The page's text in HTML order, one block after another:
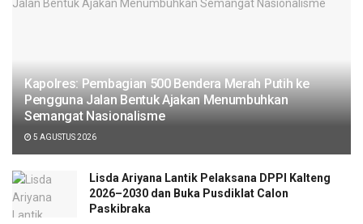
Kapolres: Pembagian 500 Bendera Merah Putih ke
Pengguna Jalan Bentuk Ajakan Menumbuhkan
Semangat Nasionalisme
5 AGUSTUS 2026
Lisda Ariyana Lantik Pelaksana DPPI Kalteng
2026–2030 dan Buka Pusdiklat Calon
Paskibraka